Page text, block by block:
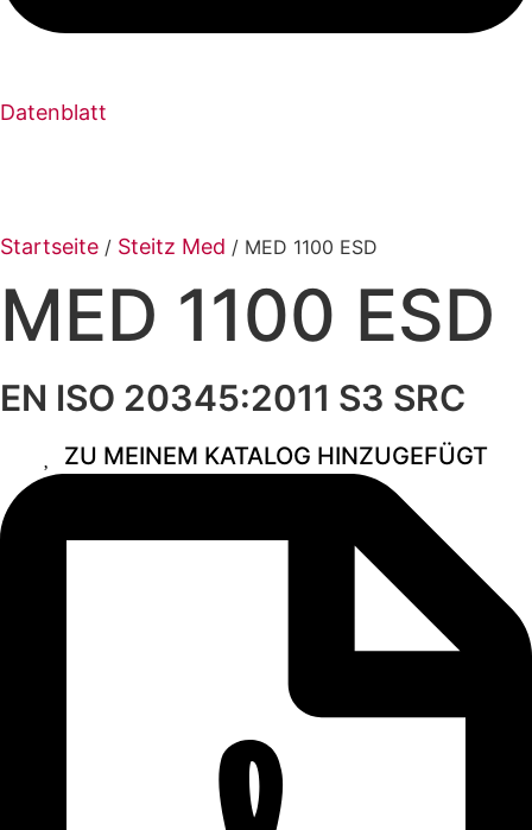
Datenblatt
Startseite / Steitz Med / MED 1100 ESD
MED 1100 ESD
EN ISO 20345:2011 S3 SRC
ZU MEINEM KATALOG HINZUGEFÜGT